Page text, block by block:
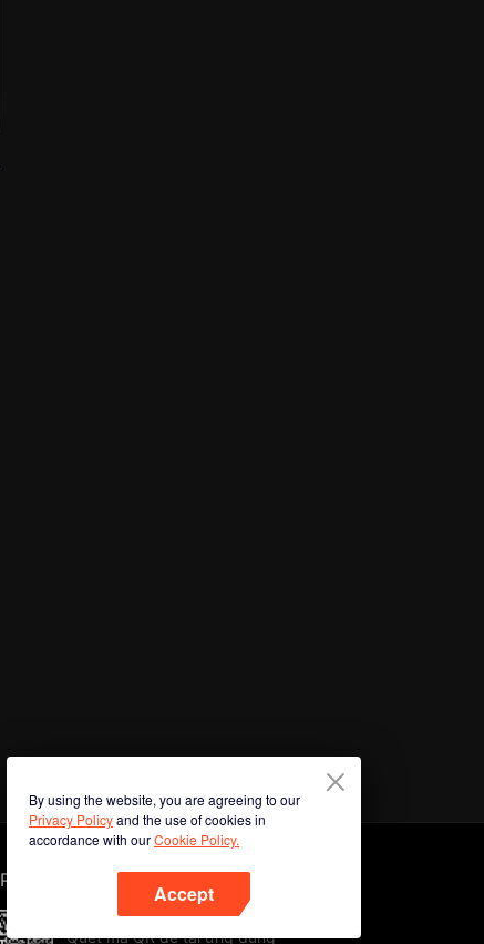
By using the website, you are agreeing to our
Privacy Policyand the use of cookies in
accordance with ourCookie Policy.
Accept
Phone
Quét mã QR để tải ứng dụng